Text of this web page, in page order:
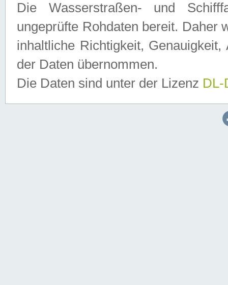
Die Wasserstraßen- und
ungeprüfte Rohdaten bereit. Daher
inhaltliche Richtigkeit,
der Daten übernommen.
Die Daten sind unter der Lizenz